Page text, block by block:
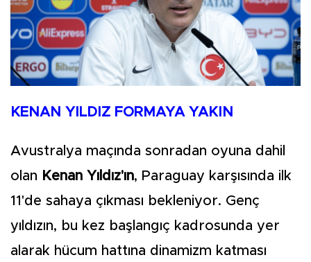
KENAN YILDIZ FORMAYA YAKIN
Avustralya maçında sonradan oyuna dahil
olan Kenan Yıldız'ın, Paraguay karşısında ilk
11'de sahaya çıkması bekleniyor. Genç
yıldızın, bu kez başlangıç kadrosunda yer
alarak hücum hattına dinamizm katması